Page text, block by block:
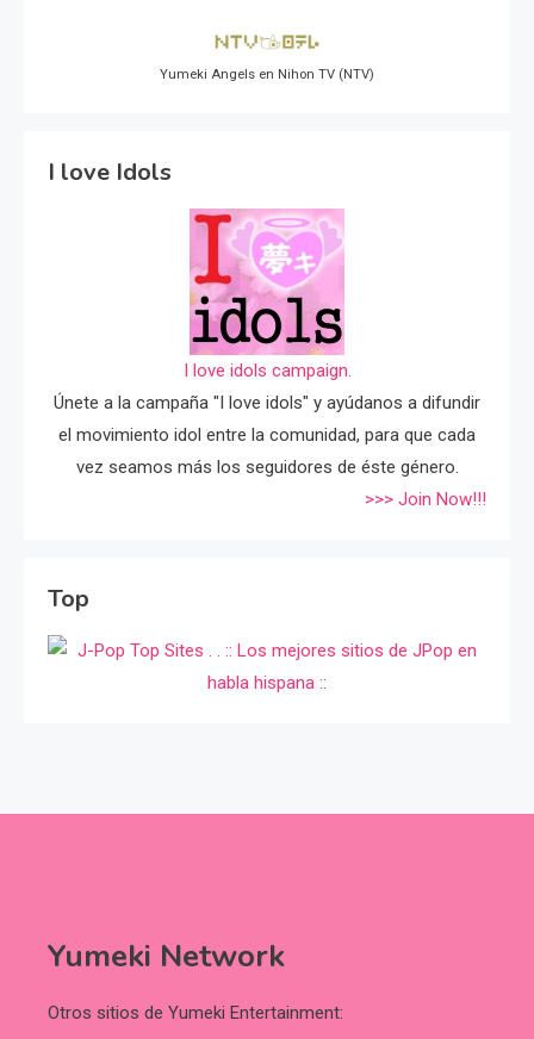
Yumeki Angels en Nihon TV (NTV)
I love Idols
I love idols campaign.
Únete a la campaña "I love idols" y ayúdanos a difundir
el movimiento idol entre la comunidad, para que cada
vez seamos más los seguidores de éste género.
>>> Join Now!!!
Top
Yumeki Network
Otros sitios de Yumeki Entertainment: